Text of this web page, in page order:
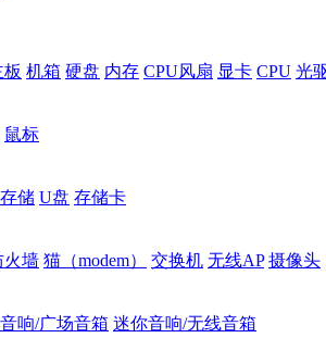
板 机箱 硬盘 内存 CPU风扇 显卡 CPU 光
鼠标
储 U盘 存储卡
火墙 猫（modem） 交换机 无线AP 摄像头
响/广场音箱 迷你音响/无线音箱